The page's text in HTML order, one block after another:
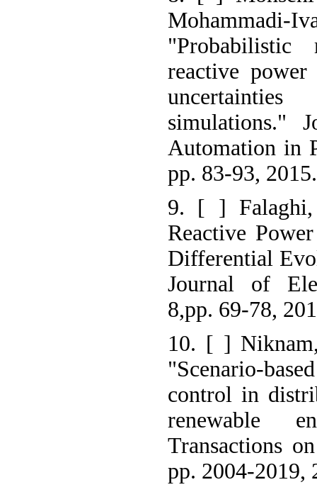
reactive power
simulations."
Automation in
pp. 83-93, 2015.
9. [ ]
Reactive
Differential
Journal of
8,pp. 69-78,
10. [ ]
"Scenario-
control in
renewable
Transactions
pp. 2004-2019,